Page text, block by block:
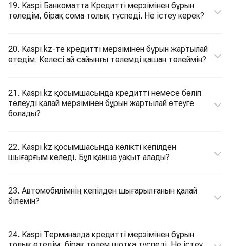
19. Kaspi Банкоматта Кредитті мерзімінен бұрын
төледім, бірақ сома толық түспеді. Не істеу керек?
20. Kaspi.kz-те кредитті мерзімінен бұрын жартылай
өтедім. Келесі ай сайынғы төлемді қашан төлеймін?
21. Kaspi.kz қосымшасында кредитті немесе бөліп
төлеуді қалай мерзімінен бұрын жартылай өтеуге
болады?
22. Kaspi.kz қосымшасында көлікті кепілден
шығарғым келеді. Бұл қанша уақыт алады?
23. Автомобилімнің кепілден шығарылғанын қалай
білемін?
24. Kaspi Терминалда кредитті мерзімінен бұрын